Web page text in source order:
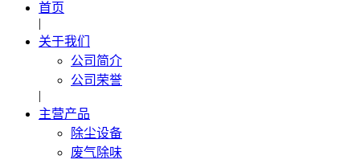
首页
|
关于我们
公司简介
公司荣誉
|
主营产品
除尘设备
废气除味